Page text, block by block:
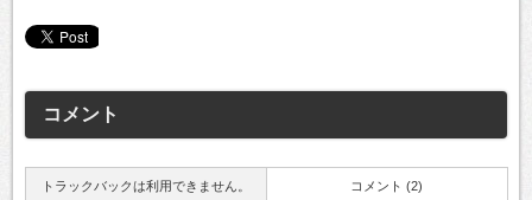
コメント
トラックバックは利用できません。 コメント (2)